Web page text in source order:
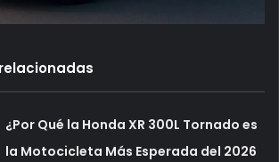
¿Por Qué la Honda XR 300L Tornado es
la Motocicleta Más Esperada del 2026